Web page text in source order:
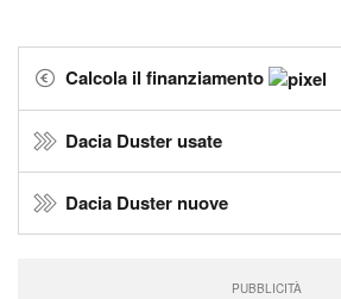
Calcola il finanziamento
Dacia Duster usate
Dacia Duster nuove
PUBBLICITÀ